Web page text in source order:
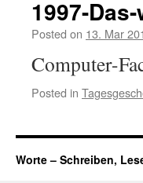
1997-
Posted on 13. Mar
Computer-
Posted in
Worte – Schreiben,